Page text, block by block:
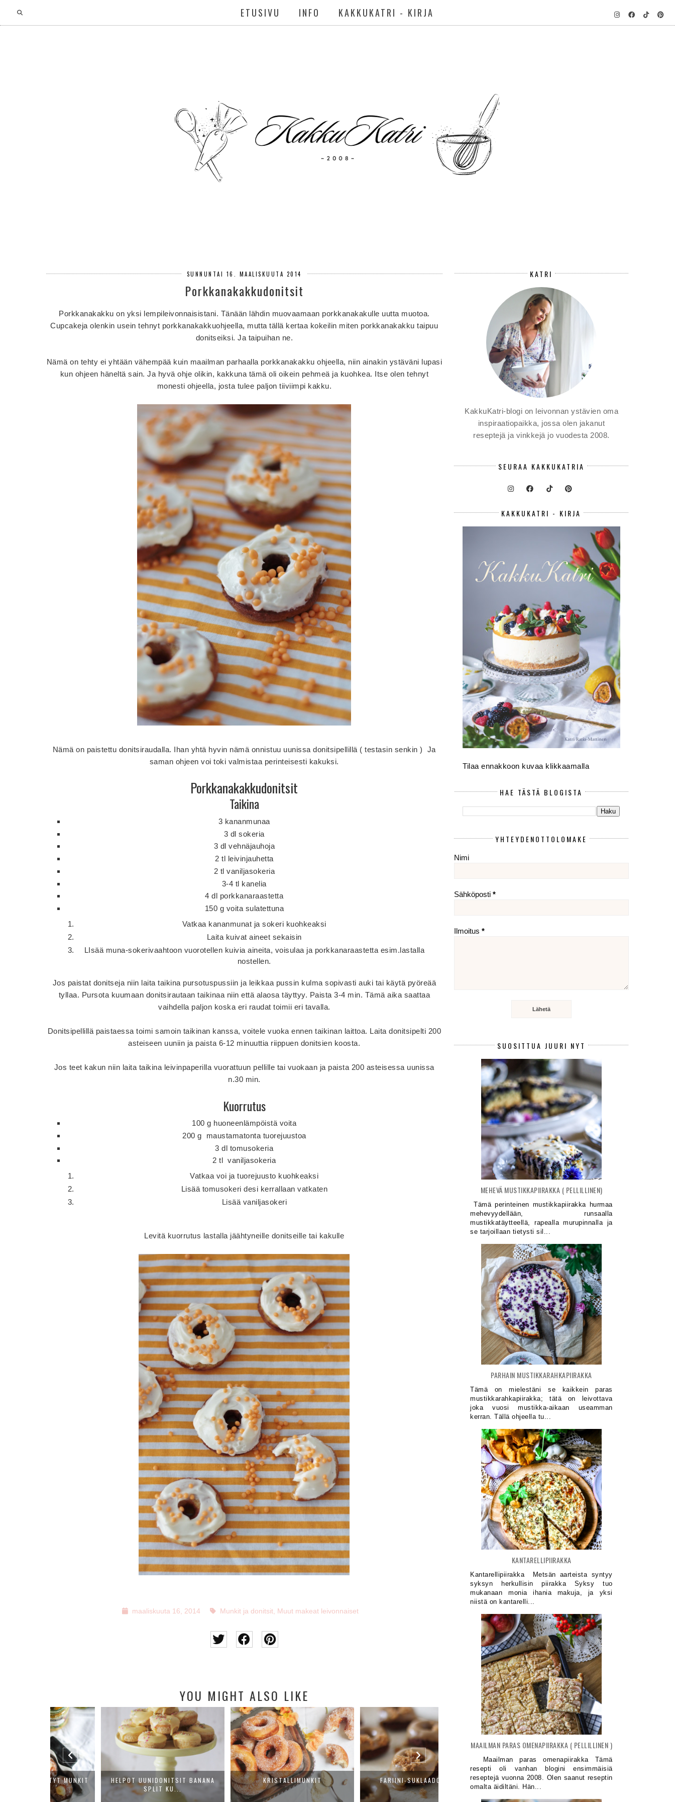
ETUSIVU INFO KAKKUKATRI - KIRJA
SUNNUNTAI 16. MAALISKUUTA 2014
Porkkanakakkudonitsit
Porkkanakakku on yksi lempileivonnaisistani. Tänään lähdin muovaamaan porkkanakakulle uutta muotoa.
Cupcakeja olenkin usein tehnyt porkkanakakkuohjeella, mutta tällä kertaa kokeilin miten porkkanakakku taipuu
donitseiksi. Ja taipuihan ne.
Nämä on tehty ei yhtään vähempää kuin maailman parhaalla porkkanakakku ohjeella, niin ainakin ystäväni lupasi
kun ohjeen häneltä sain. Ja hyvä ohje olikin, kakkuna tämä oli oikein pehmeä ja kuohkea. Itse olen tehnyt
monesti ohjeella, josta tulee paljon tiiviimpi kakku.
Nämä on paistettu donitsiraudalla. Ihan yhtä hyvin nämä onnistuu uunissa donitsipellillä ( testasin senkin ) Ja
saman ohjeen voi toki valmistaa perinteisesti kakuksi.
Porkkanakakkudonitsit
Taikina
3 kananmunaa
3 dl sokeria
3 dl vehnäjauhoja
2 tl leivinjauhetta
2 tl vaniljasokeria
3-4 tl kanelia
4 dl porkkanaraastetta
150 g voita sulatettuna
Vatkaa kananmunat ja sokeri kuohkeaksi
Laita kuivat aineet sekaisin
LIsää muna-sokerivaahtoon vuorotellen kuivia aineita, voisulaa ja porkkanaraastetta esim.lastalla
nostellen.
Jos paistat donitseja niin laita taikina pursotuspussiin ja leikkaa pussin kulma sopivasti auki tai käytä pyöreää
tyllaa. Pursota kuumaan donitsirautaan taikinaa niin että alaosa täyttyy. Paista 3-4 min. Tämä aika saattaa
vaihdella paljon koska eri raudat toimii eri tavalla.
Donitsipellillä paistaessa toimi samoin taikinan kanssa, voitele vuoka ennen taikinan laittoa. Laita donitsipelti 200
asteiseen uuniin ja paista 6-12 minuuttia riippuen donitsien koosta.
Jos teet kakun niin laita taikina leivinpaperilla vuorattuun pellille tai vuokaan ja paista 200 asteisessa uunissa
n.30 min.
Kuorrutus
100 g huoneenlämpöistä voita
200 g maustamatonta tuorejuustoa
3 dl tomusokeria
2 tl vaniljasokeria
Vatkaa voi ja tuorejuusto kuohkeaksi
Lisää tomusokeri desi kerrallaan vatkaten
Lisää vaniljasokeri
Levitä kuorrutus lastalla jäähtyneille donitseille tai kakulle
maaliskuuta 16, 2014 Munkit ja donitsit, Muut makeat leivonnaiset
YOU MIGHT ALSO LIKE
HELPOT UUNIDONITSIT BANANA
SPLIT KU...
KRISTALLIMUNKIT FARIINI-SUKLAADONITSIT
SIMA, MUNKKITANGOT JA HELPPO
KINUSK...
MEHEVÄ OMENAKAKKU
KATRI
KakkuKatri-blogi on leivonnan ystävien oma
inspiraatiopaikka, jossa olen jakanut
reseptejä ja vinkkejä jo vuodesta 2008.
SEURAA KAKKUKATRIA
KAKKUKATRI - KIRJA
Tilaa ennakkoon kuvaa klikkaamalla
HAE TÄSTÄ BLOGISTA
YHTEYDENOTTOLOMAKE
Nimi
Sähköposti *
Ilmoitus *
SUOSITTUA JUURI NYT
MEHEVÄ MUSTIKKAPIIRAKKA ( PELLILLINEN)
Tämä perinteinen mustikkapiirakka hurmaa
mehevyydellään, runsaalla
mustikkatäytteellä, rapealla murupinnalla ja
se tarjoillaan tietysti sil...
PARHAIN MUSTIKKARAHKAPIIRAKKA
Tämä on mielestäni se kaikkein paras
mustikkarahkapiirakka; tätä on leivottava
joka vuosi mustikka-aikaan useamman
kerran. Tällä ohjeella tu...
KANTARELLIPIIRAKKA
Kantarellipiirakka Metsän aarteista syntyy
syksyn herkullisin piirakka Syksy tuo
mukanaan monia ihania makuja, ja yksi
niistä on kantarelli...
MAAILMAN PARAS OMENAPIIRAKKA ( PELLILLINEN )
Maailman paras omenapiirakka Tämä
resepti oli vanhan blogini ensimmäisiä
reseptejä vuonna 2008. Olen saanut reseptin
omalta äidiltäni. Hän...